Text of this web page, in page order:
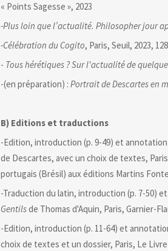
« Points Sagesse », 2023
-Plus loin que l’actualité. Philosopher jour
-Célébration du Cogito, Paris, Seuil, 2023,
- Tous hérétiques ? Sur l'actualité de
-(en préparation) : Portrait de Descartes en
B) Editions et traductions
-Edition, introduction (p. 9-49) et annotation
de Descartes, avec un choix de textes,
portugais (Brésil) aux éditions Martins
-Traduction du latin, introduction (p. 7-50)
Gentilsde Thomas d'Aquin, Paris, Garnier-
-Edition, introduction (p. 11-64) et
choix de textes et un dossier, Paris, Le